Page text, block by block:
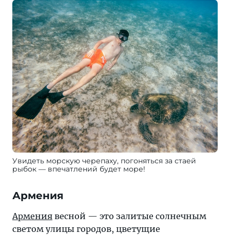
Увидеть морскую черепаху, погоняться за стаей
рыбок — впечатлений будет море!
Армения
Армения весной — это залитые солнечным
светом улицы городов, цветущие